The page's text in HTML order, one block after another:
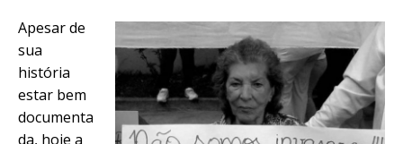
Apesar de
sua
história
estar bem
documenta
da, hoje a